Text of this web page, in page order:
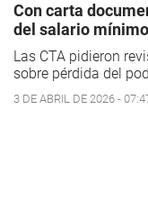
Con carta
del salario mínimo
Las CTA pidieron
sobre pérdida del
3 DE ABRIL DE 2026 -